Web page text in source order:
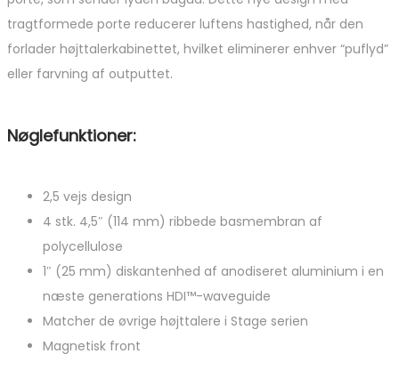
tragtformede porte reducerer luftens hastighed, når den
forlader højttalerkabinettet, hvilket eliminerer enhver “puflyd”
eller farvning af outputtet.
Nøglefunktioner:
2,5 vejs design
4 stk. 4,5″ (114 mm) ribbede basmembran af
polycellulose
1″ (25 mm) diskantenhed af anodiseret aluminium i en
næste generations HDI™-waveguide
Matcher de øvrige højttalere i Stage serien
Magnetisk front